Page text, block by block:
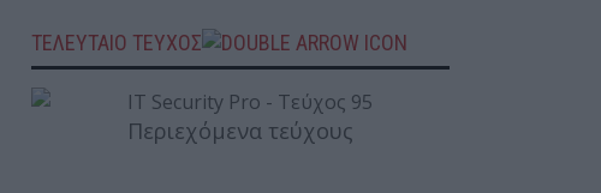
ΤΕΛΕΥΤΑΙΟ ΤΕΥΧΟΣ
Περιεχόμενα τεύχους